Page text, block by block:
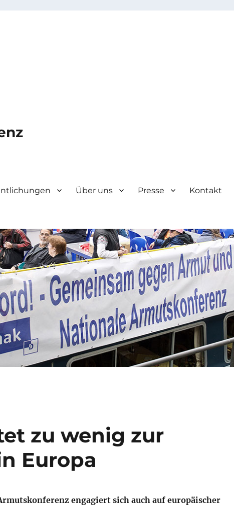
Über uns Presse Kontakt
zu wenig zur
Europa
engagiert sich auch auf europäischer